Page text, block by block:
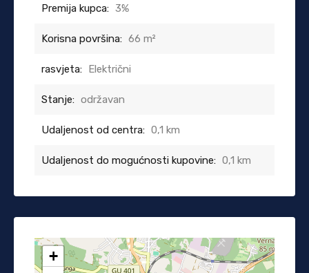
Premija kupca: 3%
Korisna površina: 66 m²
rasvjeta: Električni
Stanje: održavan
Udaljenost od centra: 0,1 km
Udaljenost do mogućnosti kupovine: 0,1 km
+